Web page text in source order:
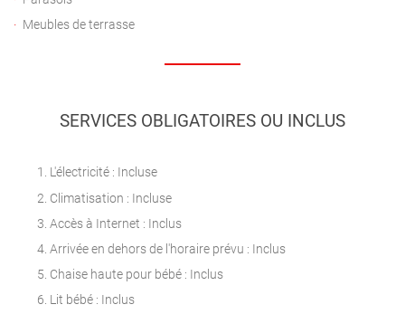
Meubles de terrasse
SERVICES OBLIGATOIRES OU INCLUS
L'électricité : Incluse
Climatisation : Incluse
Accès à Internet : Inclus
Arrivée en dehors de l'horaire prévu : Inclus
Chaise haute pour bébé : Inclus
Lit bébé : Inclus